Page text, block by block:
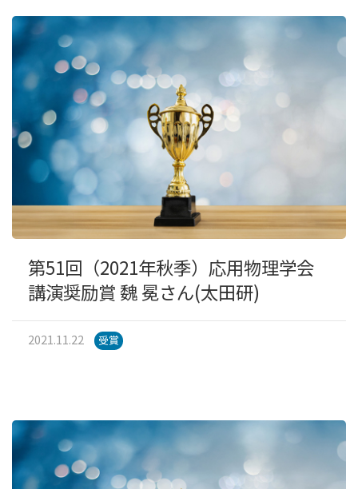
第51回（2021年秋季）応用物理学会
講演奨励賞 魏 冕さん(太田研)
2021.11.22 受賞